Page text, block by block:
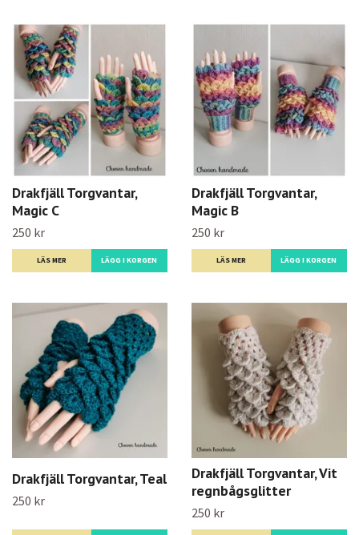
Drakfjäll Torgvantar,
Magic C
250 kr
LÄS MER
Drakfjäll Torgvantar,
Magic B
250 kr
LÄS MER
Drakfjäll Torgvantar, Teal
250 kr
Drakfjäll Torgvantar, Vit
regnbågsglitter
250 kr